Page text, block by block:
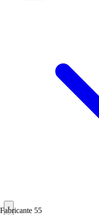
Fabricante 55